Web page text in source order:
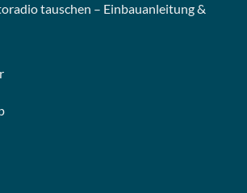
tauschen – Einbauanleitung &